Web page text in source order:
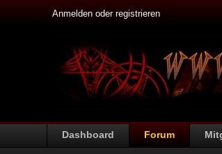
Anmelden oder registrieren
Dashboard Forum